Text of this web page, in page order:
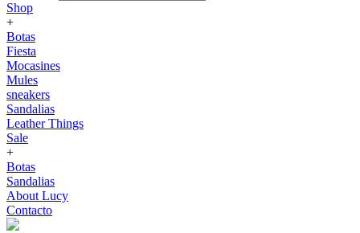
Shop
+
Botas
Fiesta
Mocasines
Mules
sneakers
Sandalias
Leather Things
Sale
+
Botas
Sandalias
About Lucy
Contacto